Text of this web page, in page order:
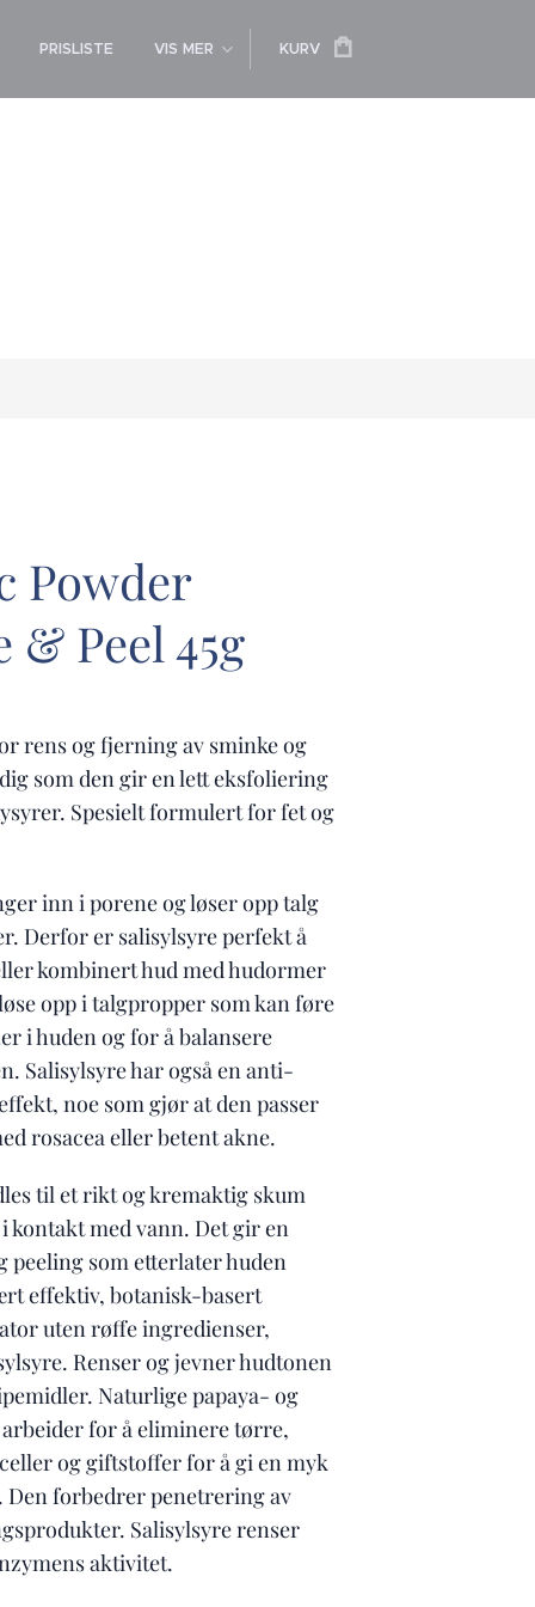
PRISLISTE VIS MER KURV
Powder
& Peel 45g
rens og fjerning av sminke og
som den gir en lett eksfoliering
Spesielt formulert for fet og
inn i porene og løser opp talg
Derfor er salisylsyre perfekt å
kombinert hud med hudormer
opp i talgpropper som kan føre
i huden og for å balansere
Salisylsyre har også en anti-
noe som gjør at den passer
rosacea eller betent akne.
til et rikt og kremaktig skum
kontakt med vann. Det gir en
peeling som etterlater huden
effektiv, botanisk-basert
uten røffe ingredienser,
Renser og jevner hudtonen
Naturlige papaya- og
for å eliminere tørre,
og giftstoffer for å gi en myk
Den forbedrer penetrering av
Salisylsyre renser
aktivitet.